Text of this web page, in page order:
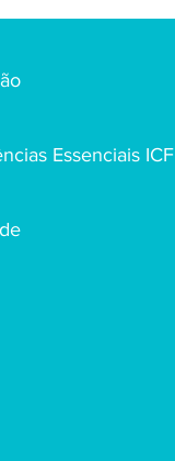
Essenciais ICF